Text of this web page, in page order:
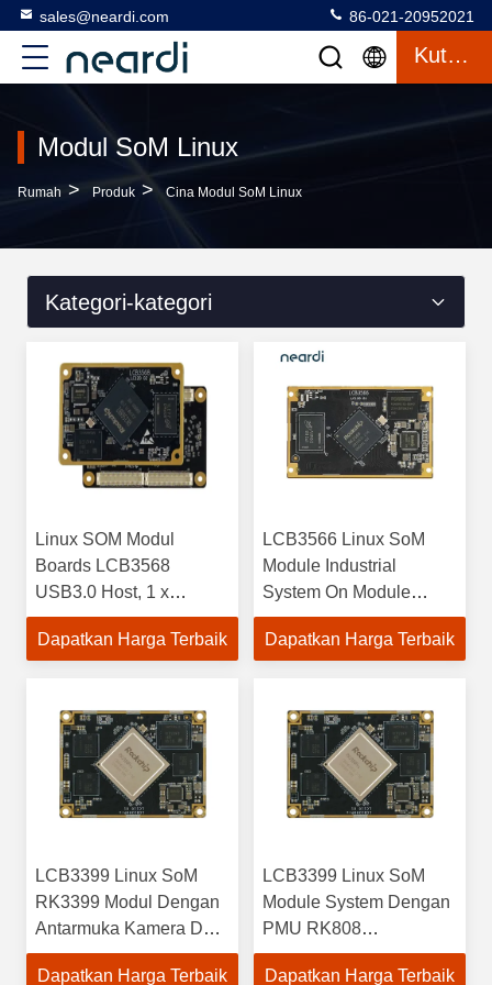
sales@neardi.com 86-021-20952021
Kutipan
Modul SoM Linux
Rumah > Produk > Cina Modul SoM Linux
Kategori-kategori
Linux SOM Modul
Boards LCB3568
USB3.0 Host, 1 x
USB3.0 OTG
Dapatkan Harga Terbaik
LCB3566 Linux SoM
Module Industrial
System On Module
Dengan 1 * USB3.0
HOST 3 * USB2.0
Dapatkan Harga Terbaik
LCB3399 Linux SoM
RK3399 Modul Dengan
Antarmuka Kamera Dual
MIPI-CSI 4 Lane
Dapatkan Harga Terbaik
LCB3399 Linux SoM
Module System Dengan
PMU RK808
Mendukung Berbagai
Sumber Daya
Dapatkan Harga Terbaik